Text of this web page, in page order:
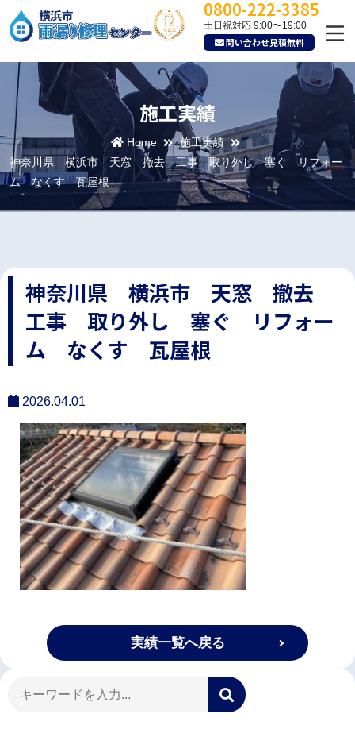
0800-222-3385
土日祝対応 9:00〜19:00
問い合わせ見積無料
施工実績
Home
施工実績
神奈川県 横浜市 天窓 撤去 工事 取り外し 塞ぐ リフォー
ム なくす 瓦屋根
神奈川県 横浜市 天窓 撤去
工事 取り外し 塞ぐ リフォー
ム なくす 瓦屋根
2026.04.01
実績一覧へ戻る